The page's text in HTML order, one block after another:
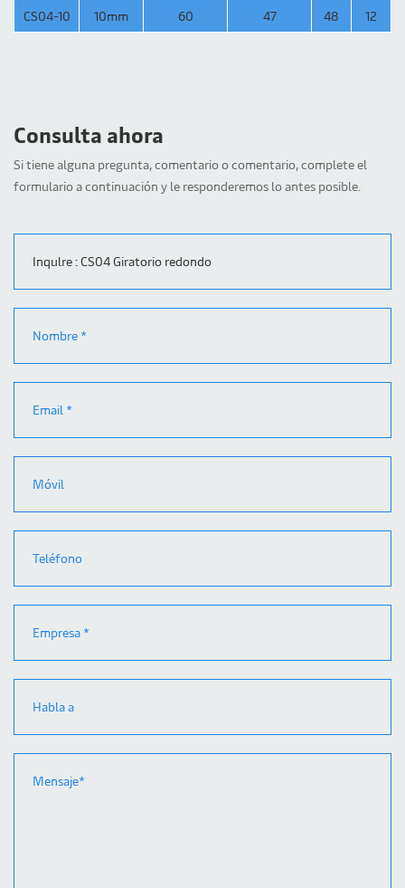
CS04-10 10mm 60 47 48 12
Consulta ahora
Si tiene alguna pregunta, comentario o comentario, complete el
formulario a continuación y le responderemos lo antes posible.